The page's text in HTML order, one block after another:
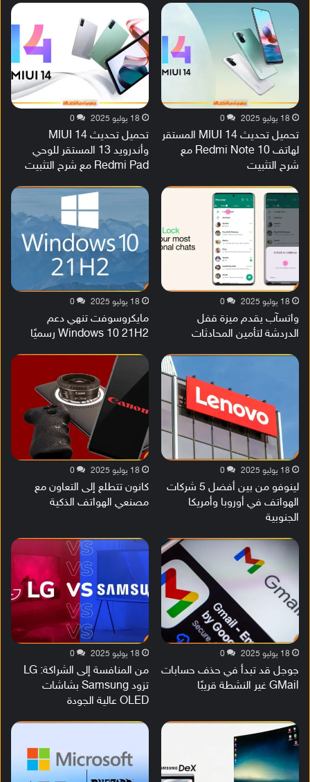
18 يوليو 2025 0
تحميل تحديث MIUI 14 المستقر
لهاتف Redmi Note 10 مع
شرح التثبيت
18 يوليو 2025 0
تحميل تحديث MIUI 14
وأندرويد 13 المستقر للوحي
Redmi Pad مع شرح التثبيت
18 يوليو 2025 0
واتسآب يقدم ميزة قفل
الدردشة لتأمين المحادثات
18 يوليو 2025 0
مايكروسوفت تنهي دعم
Windows 10 21H2 رسميًا
18 يوليو 2025 0
لينوفو من بين أفضل 5 شركات
الهواتف في أوروبا وأمريكا
الجنوبية
18 يوليو 2025 0
كانون تتطلع إلى التعاون مع
مصنعي الهواتف الذكية
18 يوليو 2025 0
جوجل قد تبدأ في حذف حسابات
GMail غير النشطة قريبًا
18 يوليو 2025 0
من المنافسة إلى الشراكة: LG
تزود Samsung بشاشات
OLED عالية الجودة